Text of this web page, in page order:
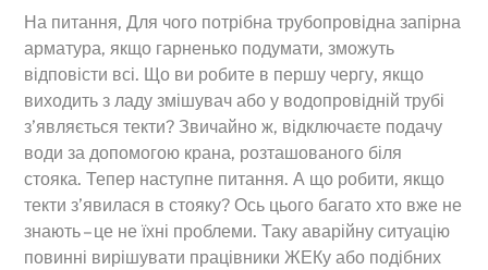
На питання, Для чого потрібна трубопровідна запірна
арматура, якщо гарненько подумати, зможуть
відповісти всі. Що ви робите в першу чергу, якщо
виходить з ладу змішувач або у водопровідній трубі
з’являється текти? Звичайно ж, відключаєте подачу
води за допомогою крана, розташованого біля
стояка. Тепер наступне питання. А що робити, якщо
текти з’явилася в стояку? Ось цього багато хто вже не
знають – це не їхні проблеми. Таку аварійну ситуацію
повинні вирішувати працівники ЖЕКу або подібних